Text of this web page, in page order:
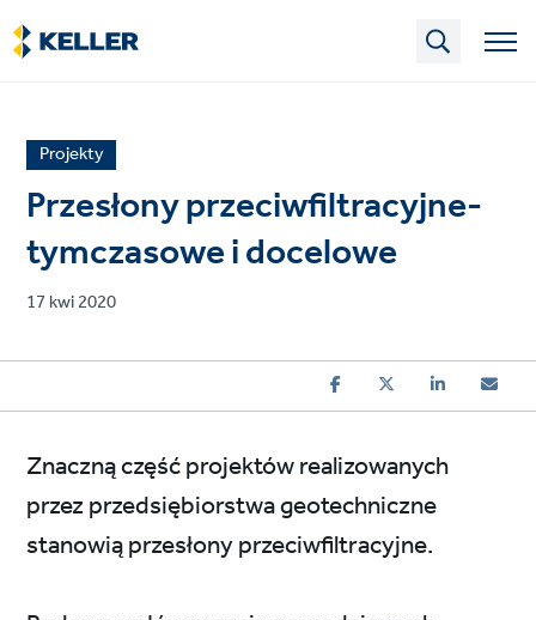
Skip
to
main
News
article
category
Projekty
Przesłony przeciwfiltracyjne-
tymczasowe i docelowe
Published
17 kwi 2020
Znaczną część projektów realizowanych
przez przedsiębiorstwa geotechniczne
stanowią przesłony przeciwfiltracyjne.